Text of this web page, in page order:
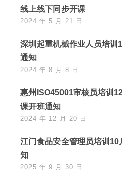
线上线下同步开课
2024 年 5 月 21 日
深圳起重机械作业人员培训
通知
2024 年 8 月 8 日
惠州ISO45001审核员培训
课开班通知
2024 年 12 月 20 日
江门食品安全管理员培训10
知
2025 年 9 月 30 日